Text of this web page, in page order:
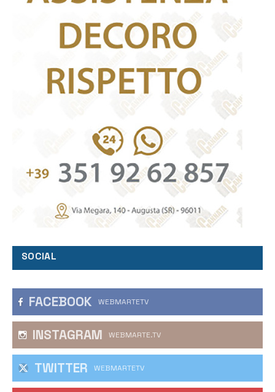
SOCIAL
FACEBOOK WEBMARTETV
INSTAGRAM WEBMARTE.TV
TWITTER WEBMARTETV